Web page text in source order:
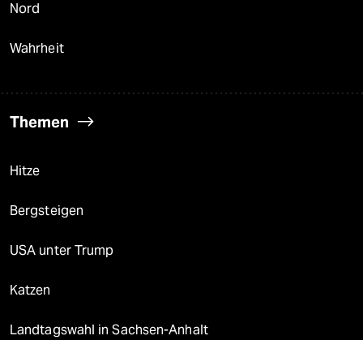
Nord
Wahrheit
Themen
Hitze
Bergsteigen
USA unter Trump
Katzen
Landtagswahl in Sachsen-Anhalt